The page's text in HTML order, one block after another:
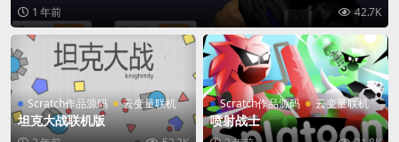
1 年前
42.7K
Scratch作品源码 云变量联机
坦克大战联机版
Scratch作品源码 云变量联机
喷射战士